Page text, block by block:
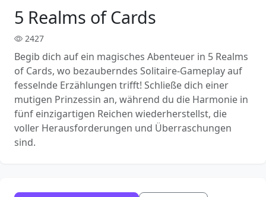
5 Realms of Cards
2427
Begib dich auf ein magisches Abenteuer in 5 Realms
of Cards, wo bezauberndes Solitaire-Gameplay auf
fesselnde Erzählungen trifft! Schließe dich einer
mutigen Prinzessin an, während du die Harmonie in
fünf einzigartigen Reichen wiederherstellst, die
voller Herausforderungen und Überraschungen
sind.